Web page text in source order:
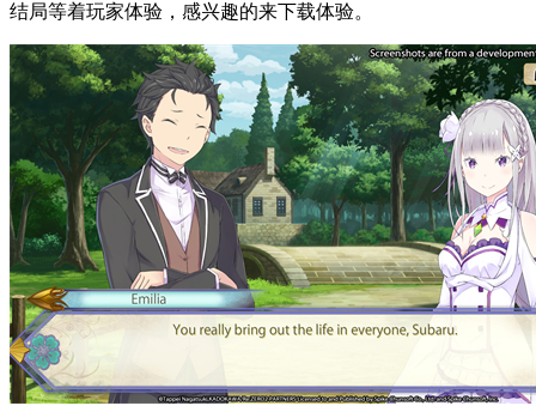
结局等着玩家体验，感兴趣的来下载体验。